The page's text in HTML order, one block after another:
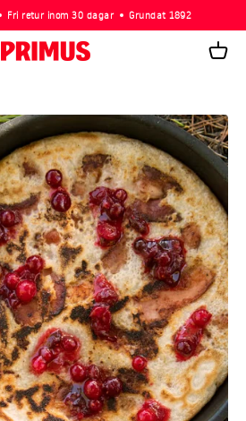
Fri retur inom 30 dagar Grundat 1892
Primus